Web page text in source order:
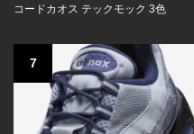
コードカオス テックモック 3色
7